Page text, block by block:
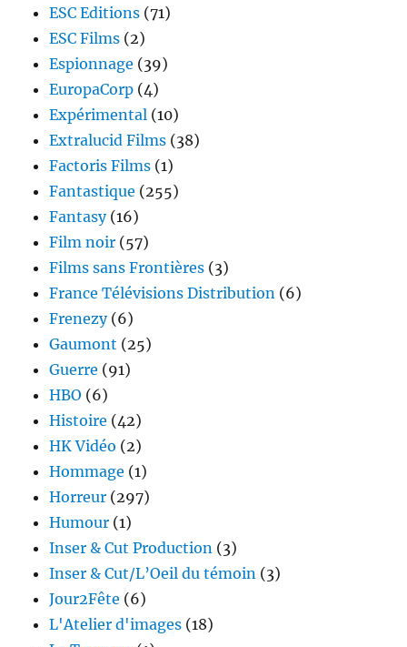
ESC Editions (71)
ESC Films (2)
Espionnage (39)
EuropaCorp (4)
Expérimental (10)
Extralucid Films (38)
Factoris Films (1)
Fantastique (255)
Fantasy(16)
Film noir (57)
Films sans Frontières (3)
France Télévisions Distribution (6)
Frenezy(6)
Gaumont (25)
Guerre (91)
HBO (6)
Histoire (42)
HK Vidéo (2)
Hommage (1)
Horreur (297)
Humour (1)
Inser & Cut Production (3)
Inser & Cut/L’Oeil du témoin (3)
Jour2Fête (6)
L'Atelier d'images (18)